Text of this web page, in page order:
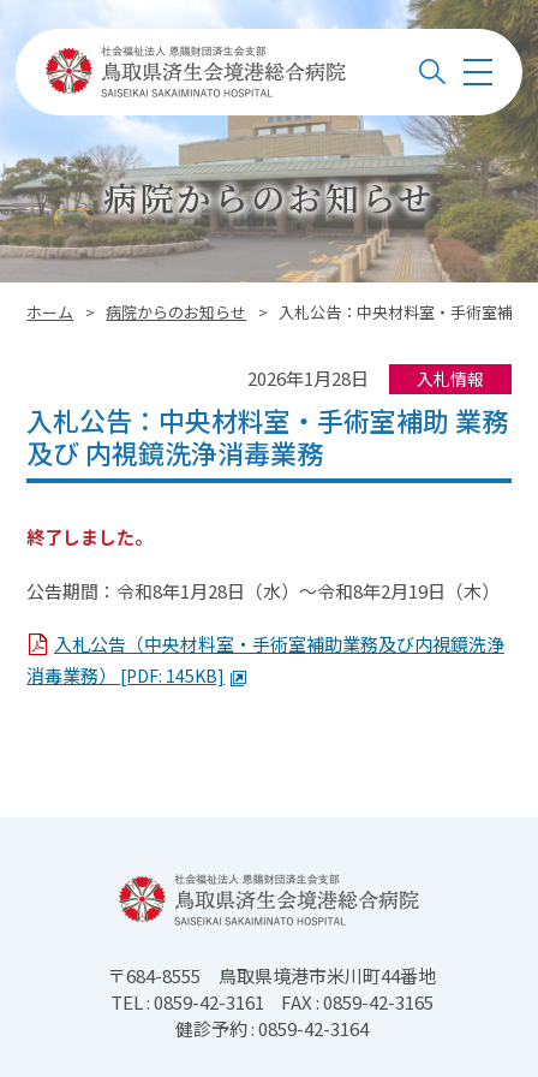
メ
ュ
ー
病院からのお知らせ
このページの位置:
ホーム > 病院からのお知らせ > 入札公告：中央材料室・手術室補助
2026年1月28日 入札情報
入札公告：中央材料室・手術室補助 業務
及び 内視鏡洗浄消毒業務
終了しました。
公告期間：令和8年1月28日（水）～令和8年2月19日（木）
入札公告（中央材料室・手術室補助業務及び内視鏡洗浄
消毒業務）
[PDF: 145KB]
〒684-8555
鳥取県境港市米川町44番地
TEL : 0859-42-3161
FAX : 0859-42-3165
健診予約 : 0859-42-3164